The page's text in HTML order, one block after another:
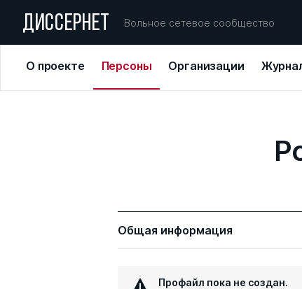
ДИССЕРНЕТ Вольное сетевое сообщество
О проекте Персоны Организации
Общая информация
Профайл пока не создан.